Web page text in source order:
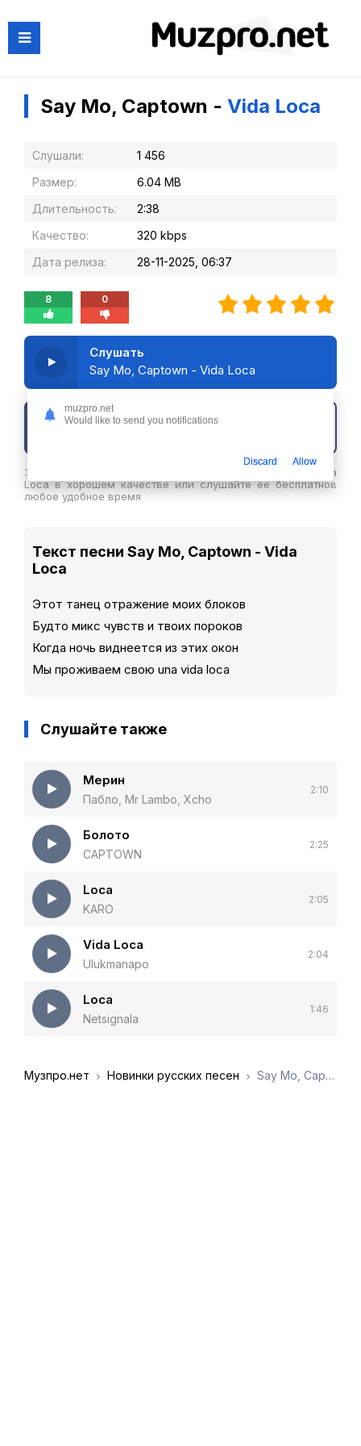
Say Mo, Captown - Vida Loca
Слушали:
1 456
Размер:
6.04 MB
Длительность:
2:38
Качество:
320 kbps
Дата релиза:
28-11-2025, 06:37
8 0
Слушать
Say Mo, Captown - Vida Loca
Скачать трек
Здесь вы можете скачать песню Say Mo, Captown - Vida
Loca в хорошем качестве или слушайте ее бесплатнов
любое удобное время
Текст песни Say Mo, Captown - Vida
Loca
Этот танец отражение моих блоков
Будто микс чувств и твоих пороков
Когда ночь виднеется из этих окон
Мы проживаем свою una vida loca
Слушайте также
Мерин
Пабло, Mr Lambo, Xcho
2:10
Болото
CAPTOWN
2:25
Loca
KARO
2:05
Vida Loca
Ulukmanapo
2:04
Loca
Netsignala
1:46
Музпро.нет Новинки русских песен Say Mo, Captown - Vida Loca
muzpro.net
Would like to send you notifications
Discard Allow